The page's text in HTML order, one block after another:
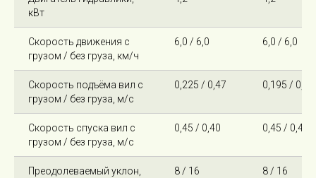
кВт
Скорость движения с
грузом / без груза, км/ч
6,0 / 6,0 6,0 / 6,0
Скорость подъёма вил с
грузом / без груза, м/с
0,225 / 0,47 0,195 / 0,40
Скорость спуска вил с
грузом / без груза, м/с
0,45 / 0,40 0,45 / 0,40
Преодолеваемый уклон,
8 / 16 8 / 16